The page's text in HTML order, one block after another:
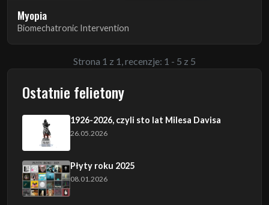
Myopia
Biomechatronic Intervention
Strona 1 z 1, recenzje: 1 - 5 z 5
Ostatnie felietony
1926-2026, czyli sto lat Milesa Davisa
26.05.2026
Płyty roku 2025
08.01.2026